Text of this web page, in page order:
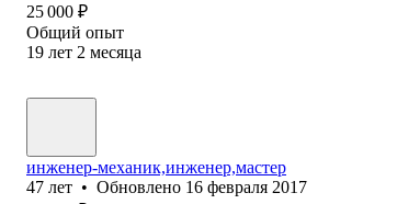
25 000 ₽
Общий опыт
19 лет 2 месяца
инженер-механик,инженер,мастер
47 лет • Обновлено 16 февраля 2017